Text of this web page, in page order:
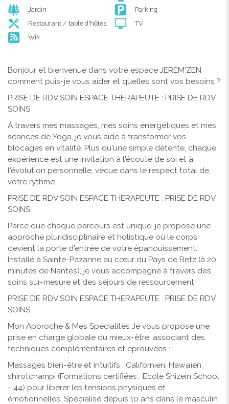
Jardin
Parking
Restaurant / table d'hôtes
TV
Wifi
Bonjour et bienvenue dans votre espace JEREM'ZEN
comment puis-je vous aider et quelles sont vos besoins ?
PRISE DE RDV SOIN ESPACE THERAPEUTE : PRISE DE RDV
SOINS
À travers mes massages, mes soins énergétiques et mes
séances de Yoga, je vous aide à transformer vos
blocages en vitalité. Plus qu'une simple détente, chaque
expérience est une invitation à l'écoute de soi et à
l'évolution personnelle, vécue dans le respect total de
votre rythme.
PRISE DE RDV SOIN ESPACE THERAPEUTE : PRISE DE RDV
SOINS
Parce que chaque parcours est unique, je propose une
approche pluridisciplinaire et holistique où le corps
devient la porte d'entrée de votre épanouissement.
Installé à Sainte-Pazanne au cœur du Pays de Retz (à 20
minutes de Nantes), je vous accompagne à travers des
soins sur-mesure et des séjours de ressourcement.
PRISE DE RDV SOIN ESPACE THERAPEUTE : PRISE DE RDV
SOINS
Mon Approche & Mes Spécialités Je vous propose une
prise en charge globale du mieux-être, associant des
techniques complémentaires et éprouvées :
Massages bien-être et intuitifs : Californien, Hawaïen,
shirotchampi (Formations certifiées : Ecole Shizein School
- 44) pour libérer les tensions physiques et
émotionnelles. Spécialisé depuis 10 ans dans le masculin